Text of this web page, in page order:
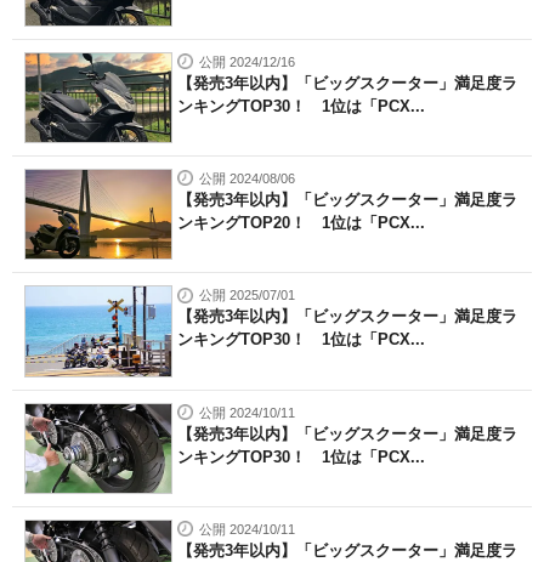
公開 2024/12/16
【発売3年以内】「ビッグスクーター」満足度ラ
ンキングTOP30！ 1位は「PCX...
公開 2024/08/06
【発売3年以内】「ビッグスクーター」満足度ラ
ンキングTOP20！ 1位は「PCX...
公開 2025/07/01
【発売3年以内】「ビッグスクーター」満足度ラ
ンキングTOP30！ 1位は「PCX...
公開 2024/10/11
【発売3年以内】「ビッグスクーター」満足度ラ
ンキングTOP30！ 1位は「PCX...
公開 2024/10/11
【発売3年以内】「ビッグスクーター」満足度ラ